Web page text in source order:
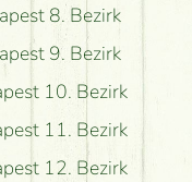
8. Bezirk
9. Bezirk
10. Bezirk
11. Bezirk
12. Bezirk